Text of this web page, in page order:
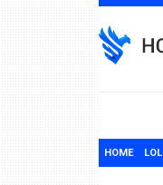
to
content
HOME LOL